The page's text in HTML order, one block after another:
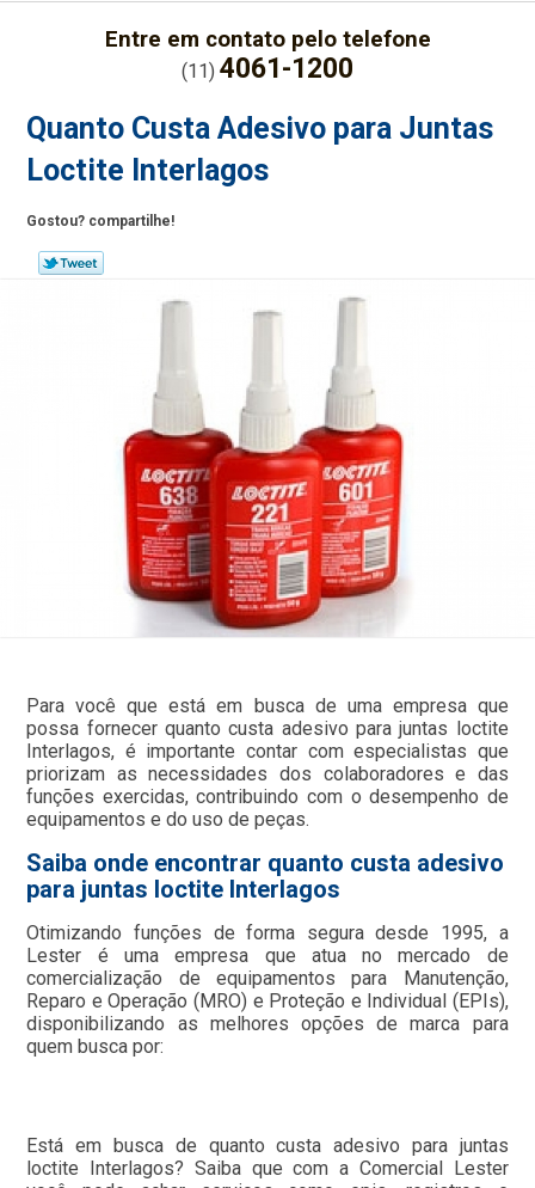
Entre em contato pelo telefone
(11) 4061-1200
Quanto Custa Adesivo para Juntas
Loctite Interlagos
Gostou? compartilhe!
Para você que está em busca de uma empresa que
possa fornecer quanto custa adesivo para juntas loctite
Interlagos, é importante contar com especialistas que
priorizam as necessidades dos colaboradores e das
funções exercidas, contribuindo com o desempenho de
equipamentos e do uso de peças.
Saiba onde encontrar quanto custa adesivo
para juntas loctite Interlagos
Otimizando funções de forma segura desde 1995, a
Lester é uma empresa que atua no mercado de
comercialização de equipamentos para Manutenção,
Reparo e Operação (MRO) e Proteção e Individual (EPIs),
disponibilizando as melhores opções de marca para
quem busca por:
Está em busca de quanto custa adesivo para juntas
loctite Interlagos? Saiba que com a Comercial Lester